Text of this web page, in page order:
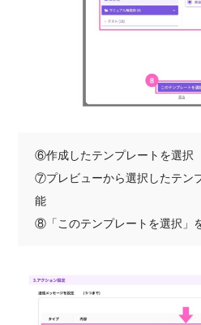
⑥作成したテンプレートを選択
⑦プレビューから選択したテン
能
⑧「このテンプレートを選択」